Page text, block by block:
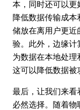
本，同时还可以更
降低数据传输成
储放在离用户更
验。此外，边缘计
为数据在本地处理
这可以降低数据被
最后，让我们来看
必然选择。随着